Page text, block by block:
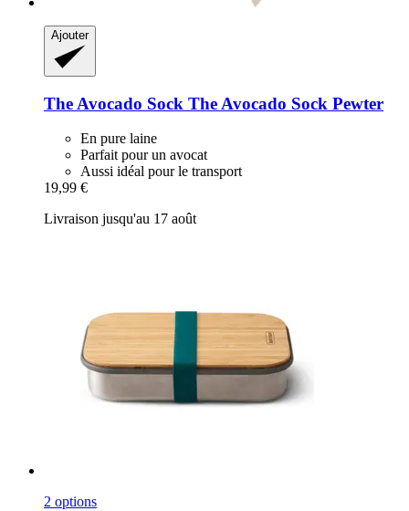
Ajouter
The Avocado Sock The Avocado Sock Pewter
En pure laine
Parfait pour un avocat
Aussi idéal pour le transport
19,99 €
Livraison jusqu'au 17 août
2 options